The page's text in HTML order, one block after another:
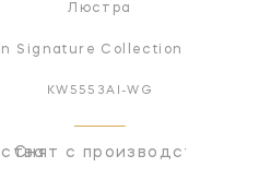
Люстра
Signature Collection
KW5553AI-WG
Снят с производства